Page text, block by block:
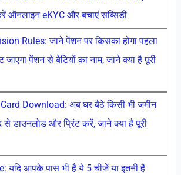
ऑनलाइन eKYC और बचाएं सब्सिडी
Rules: जाने पेंशन पर किसका होगा पहला
पेंशन से बेटियों का नाम, जाने क्या है पूरी
Download: अब घर बैठे किसी भी जमीन
से डाउनलोड और प्रिंट करें, जाने क्या है पूरी
यदि आपके पास भी है ये 5 चीजें या इतनी है